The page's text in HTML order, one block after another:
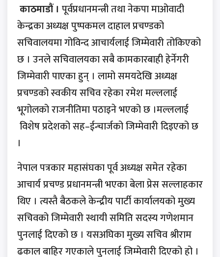
काठमाडौं । पूर्वप्रधानमन्त्री तथा नेकपा माओवादी
केन्द्रका अध्यक्ष पुष्पकमल दाहाल प्रचण्डको
सचिवालयमा गोविन्द आचार्यलाई जिम्मेवारी तोकिएको
छ । उनले सचिवालयका सबै कामकारबाही हेर्नेगरी
जिम्मेवारी पाएका हुन् । लामो समयदेखि अध्यक्ष
प्रचण्डको स्वकीय सचिव रहेका रमेश मल्ललाई
भूगोलको राजनीतिमा पठाइने भएको छ ।मल्ललाई
विशेष प्रदेशको सह–ईन्चार्जको जिम्मेवारी दिइएको छ
।
नेपाल पत्रकार महासंघका पूर्व अध्यक्ष समेत रहेका
आचार्य प्रचण्ड प्रधानमन्त्री भएका बेला प्रेस सल्लाहकार
थिए । त्यस्तै बैठकले केन्द्रीय पार्टी कार्यालयको मुख्य
सचिवको जिम्मेवारी स्थायी समिति सदस्य गणेशमान
पुनलाई दिएको छ । यसअघिका मुख्य सचिव श्रीराम
ढकाल बाहिर गएकाले पुनलाई जिम्मेवारी दिएको हो ।